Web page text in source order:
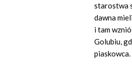
starostwa
dawna
i tam
Golubiu,
piaskowca.